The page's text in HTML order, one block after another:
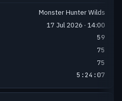
Monster Hunter Wilds
17 Jul 2026 · 14:00
59
75
75
5:24:07